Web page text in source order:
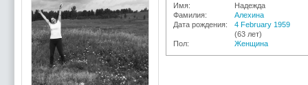
Имя:
Надежда
Фамилия:
Алехина
Дата рождения:
4 February 1959
(63 лет)
Пол:
Женщина